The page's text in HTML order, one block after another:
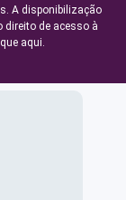
A disponibilização
direito de acesso à
aqui.